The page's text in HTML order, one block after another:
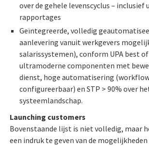
over de gehele levenscyclus – inclusief
rapportages
Geïntegreerde, volledig
aanlevering vanuit werkgevers
salarissystemen), conform UPA best
ultramoderne componenten met
dienst, hoge automatisering
configureerbaar) en STP > 90% over
systeemlandschap.
Launching customers
Bovenstaande lijst is niet volledig, maar
een indruk te geven van de mogelijkheden